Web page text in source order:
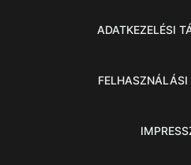
ADATKEZELÉSI
FELHASZNÁLÁSI